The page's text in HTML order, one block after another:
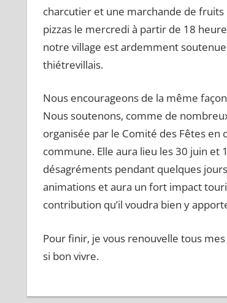
charcutier et une marchande de
pizzas le mercredi à partir de 18
notre village est ardemment
thiétrevillais.
Nous encourageons de la même
Nous soutenons, comme de
organisée par le Comité des Fêtes en
commune. Elle aura lieu les 30 juin et 1
désagréments pendant quelques
animations et aura un fort impact
contribution qu’il voudra bien y
Pour finir, je vous renouvelle tous
si bon vivre.